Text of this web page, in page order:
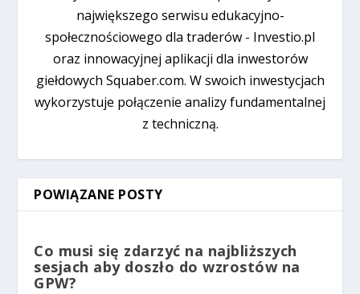
największego serwisu edukacyjno-
społecznościowego dla traderów - Investio.pl
oraz innowacyjnej aplikacji dla inwestorów
giełdowych Squaber.com. W swoich inwestycjach
wykorzystuje połączenie analizy fundamentalnej
z techniczną.
POWIĄZANE POSTY
Co musi się zdarzyć na najbliższych
sesjach aby doszło do wzrostów na
GPW?